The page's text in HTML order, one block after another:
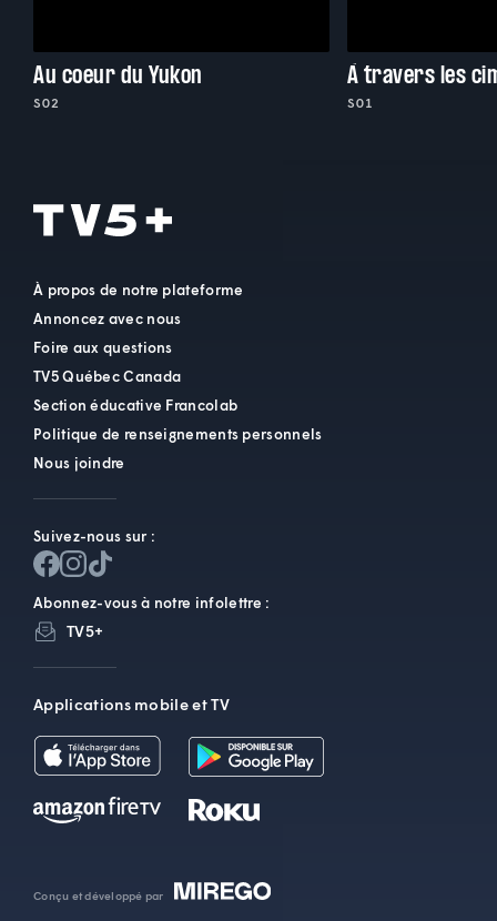
Au coeur du Yukon
S02 S01
À propos de notre plateforme
Annoncez avec nous
Foire aux questions
TV5 Québec Canada
Section éducative Francolab
Politique de renseignements personnels
Nous joindre
Suivez-nous sur :
Abonnez-vous à notre infolettre :
TV5+
Applications mobile et TV
Conçu et développé par